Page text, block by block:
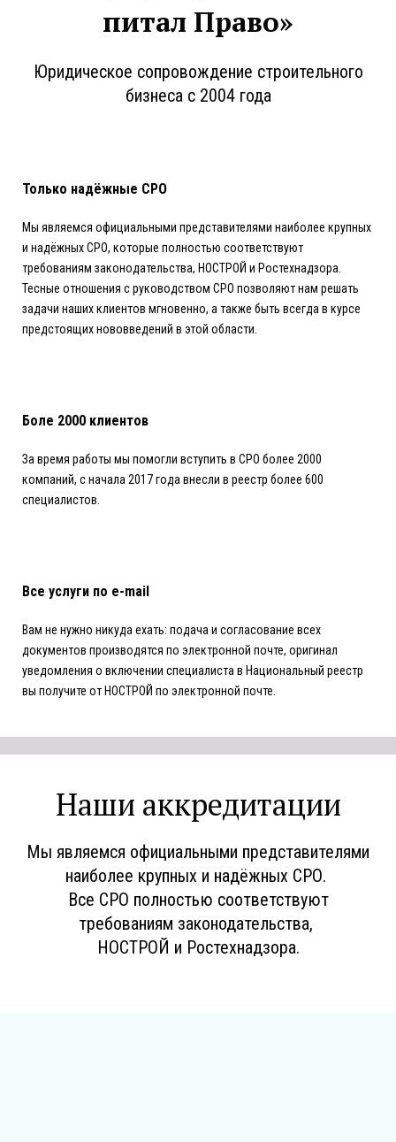
питал Право»
Юридическое сопровождение строительного
бизнеса с 2004 года
Только надёжные СРО
Мы являемся официальными представителями наиболее крупных
и надёжных СРО, которые полностью соответствуют
требованиям законодательства, НОСТРОЙ и Ростехнадзора.
Тесные отношения с руководством СРО позволяют нам решать
задачи наших клиентов мгновенно, а также быть всегда в курсе
предстоящих нововведений в этой области.
Боле 2000 клиентов
За время работы мы помогли вступить в СРО более 2000
компаний, c начала 2017 года внесли в реестр более 600
специалистов.
Все услуги по e-mail
Вам не нужно никуда ехать: подача и согласование всех
документов производятся по электронной почте, оригинал
уведомления о включении специалиста в Национальный реестр
вы получите от НОСТРОЙ по электронной почте.
Наши аккредитации
Мы являемся официальными представителями
наиболее крупных и надёжных СРО.
Все СРО полностью соответствуют
требованиям законодательства,
НОСТРОЙ и Ростехнадзора.